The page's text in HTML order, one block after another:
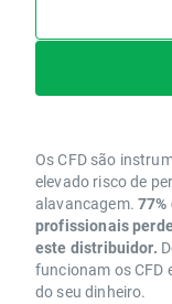
Os CFD são
elevado risco de
alavancagem.
profissionais
este distribuidor.
funcionam os CFD
do seu dinheiro.